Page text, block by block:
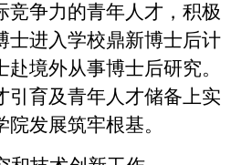
竞争力的青年人才，积极
士进入学校鼎新博士后计
境外从事博士后研究。
引育及青年人才储备上实
发展筑牢根基。